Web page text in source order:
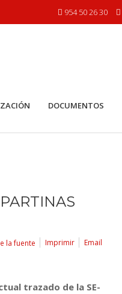
954 50 26 30
DOCUMENTOS
Imprimir Email
trazado de la SE-